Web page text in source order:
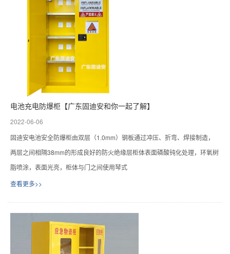
电池充电防爆柜【广东固迪安和你一起了解】
2022-06-06
固迪安电池安全防爆柜由双层（1.0mm）钢板通过冲压、折弯、焊接制造，
两层之间相隔38mm的形成良好的防火绝缘层柜体表面磷酸钝化处理，环氧树
脂喷涂，表面光亮，柜体与门之间使用琴式
查看更多>>